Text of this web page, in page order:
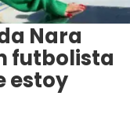
Nara
futbolista
estoy